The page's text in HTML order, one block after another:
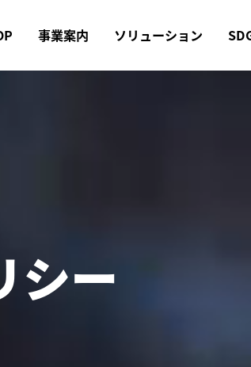
事業案内 ソリューション
シー